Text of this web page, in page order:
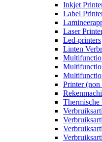
Inkjet
Label
Laser
Led-printers
Linten
Printer (non
Thermische